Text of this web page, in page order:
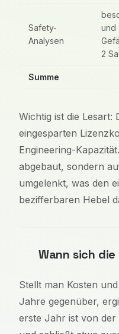
Safety-
Analysen
und
2
Summe
Wichtig ist die Lesart:
eingesparten
Engineering-
abgebaut, sondern
umgelenkt, was den
bezifferbaren Hebel
Wann sich
Stellt man Kosten
Jahre gegenüber,
erste Jahr ist von der